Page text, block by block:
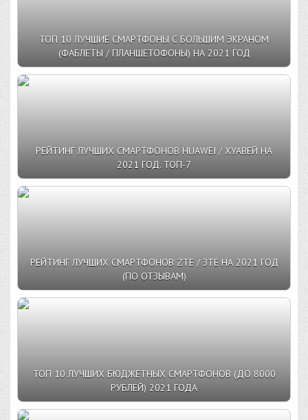
ТОП 10 ЛУЧШИЕ СМАРТФОНЫ С БОЛЬШИМ ЭКРАНОМ
(ФАБЛЕТЫ / ПЛАНШЕТОФОНЫ) НА 2021 ГОД
РЕЙТИНГ ЛУЧШИХ СМАРТФОНОВ HUAWEI / ХУАВЕЙ НА
2021 ГОД. ТОП-7
РЕЙТИНГ ЛУЧШИХ СМАРТФОНОВ ZTE / ЗТЕ НА 2021 ГОД
(ПО ОТЗЫВАМ)
ТОП 10 ЛУЧШИХ БЮДЖЕТНЫХ СМАРТФОНОВ (ДО 8000
РУБЛЕЙ) 2021 ГОДА